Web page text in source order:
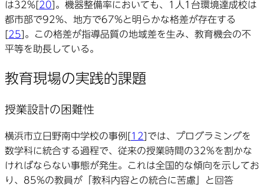
は32%[20]。機器整備率においても、1人1台環境達成校は
都市部で92%、地方で67%と明らかな格差が存在する
[25]。この格差が指導品質の地域差を生み、教育機会の不
平等を助長している。
教育現場の実践的課題
授業設計の困難性
横浜市立日野南中学校の事例[12]では、プログラミングを
数学科に統合する過程で、従来の授業時間の32%を割かな
ければならない事態が発生。これは全国的な傾向を示してお
り、85%の教員が「教科内容との統合に苦慮」と回答